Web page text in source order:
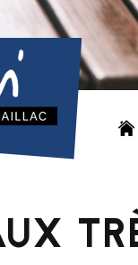
Aller